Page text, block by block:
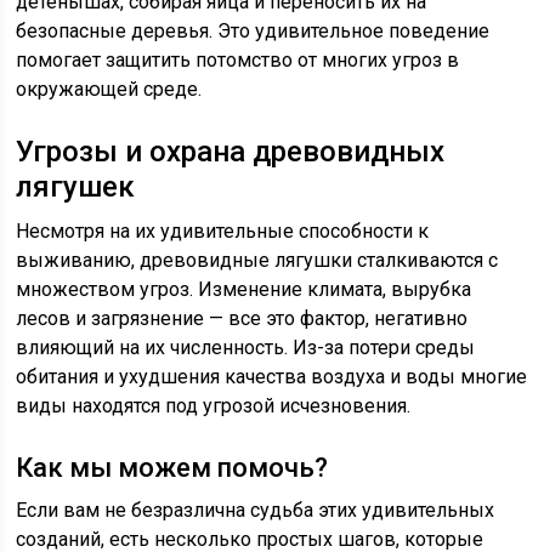
безопасные деревья. Это удивительное поведение
помогает защитить потомство от многих угроз в
окружающей среде.
Угрозы и охрана древовидных
лягушек
Несмотря на их удивительные способности к
выживанию, древовидные лягушки сталкиваются с
множеством угроз. Изменение климата, вырубка
лесов и загрязнение — все это фактор, негативно
влияющий на их численность. Из-за потери среды
обитания и ухудшения качества воздуха и воды многие
виды находятся под угрозой исчезновения.
Как мы можем помочь?
Если вам не безразлична судьба этих удивительных
созданий, есть несколько простых шагов, которые